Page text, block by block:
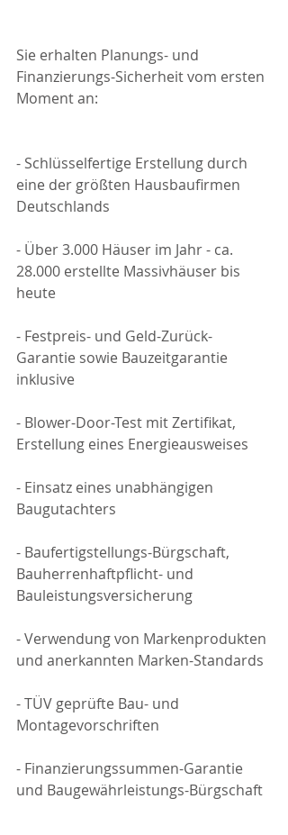
Sie erhalten Planungs- und
Finanzierungs-Sicherheit vom ersten
Moment an:
- Schlüsselfertige Erstellung durch
eine der größten Hausbaufirmen
Deutschlands
- Über 3.000 Häuser im Jahr - ca.
28.000 erstellte Massivhäuser bis
heute
- Festpreis- und Geld-Zurück-
Garantie sowie Bauzeitgarantie
inklusive
- Blower-Door-Test mit Zertifikat,
Erstellung eines Energieausweises
- Einsatz eines unabhängigen
Baugutachters
- Baufertigstellungs-Bürgschaft,
Bauherrenhaftpflicht- und
Bauleistungsversicherung
- Verwendung von Markenprodukten
und anerkannten Marken-Standards
- TÜV geprüfte Bau- und
Montagevorschriften
- Finanzierungssummen-Garantie
und Baugewährleistungs-Bürgschaft